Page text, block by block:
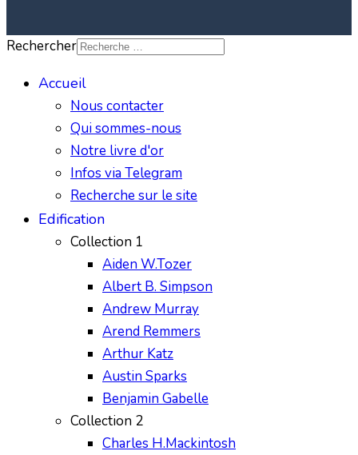
Rechercher
Accueil
Nous contacter
Qui sommes-nous
Notre livre d'or
Infos via Telegram
Recherche sur le site
Edification
Collection 1
Aiden W.Tozer
Albert B. Simpson
Andrew Murray
Arend Remmers
Arthur Katz
Austin Sparks
Benjamin Gabelle
Collection 2
Charles H.Mackintosh